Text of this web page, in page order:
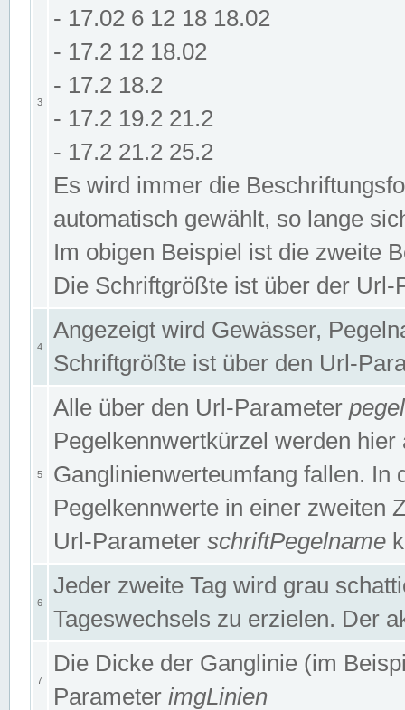
3
- 17.02 6 12 18 18.02
- 17.2 12 18.02
- 17.2 18.2
- 17.2 19.2 21.2
- 17.2 21.2 25.2
Es wird immer die
automatisch gewählt, so lange
Im obigen Beispiel ist die zweite
Die Schriftgrößte ist über der
4
Angezeigt wird Gewässer,
Schriftgrößte ist über den Url-
5
Alle über den Url-Parameter
Pegelkennwertkürzel werden
Ganglinienwerteumfang fallen. In
Pegelkennwerte in einer zweiten
Url-Parameter schriftPegelname
6
Jeder zweite Tag wird grau
Tageswechsels zu erzielen. Der
7
Die Dicke der Ganglinie (im
Parameter imgLinien